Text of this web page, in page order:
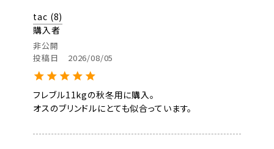
tac 8
購入者
非公開
投稿日
2026/08/05
フレブル11kgの秋冬用に購入。
オスのブリンドルにとても似合っています。